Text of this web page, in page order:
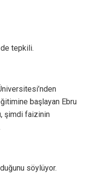
de tepkili.
başlayan Ebru
şimdi faizinin
söylüyor.